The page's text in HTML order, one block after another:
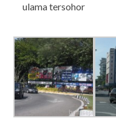
ulama tersohor